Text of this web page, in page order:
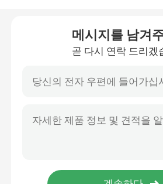
메시지를 남겨
곧 다시 연락 드리겠